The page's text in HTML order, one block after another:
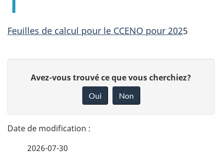
Feuilles de calcul pour le CCENO pour 2025
t
a
n
Avez-vous trouvé ce que vous cherchiez?
Oui Non
2026-07-30